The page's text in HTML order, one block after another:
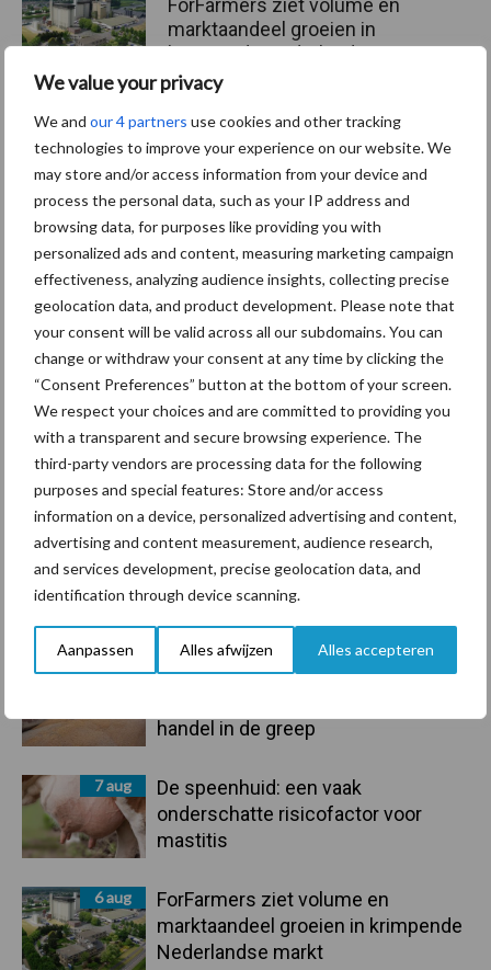
We value your privacy
We and our 4 partners use cookies and other tracking
technologies to improve your experience on our website. We
may store and/or access information from your device and
process the personal data, such as your IP address and
browsing data, for purposes like providing you with
personalized ads and content, measuring marketing campaign
effectiveness, analyzing audience insights, collecting precise
geolocation data, and product development. Please note that
your consent will be valid across all our subdomains. You can
change or withdraw your consent at any time by clicking the
“Consent Preferences” button at the bottom of your screen.
We respect your choices and are committed to providing you
with a transparent and secure browsing experience. The
third-party vendors are processing data for the following
purposes and special features: Store and/or access
information on a device, personalized advertising and content,
advertising and content measurement, audience research,
and services development, precise geolocation data, and
identification through device scanning.
Aanpassen Alles afwijzen Alles accepteren
Primaire
Sidebar
7 aug
Grondstoffenmarkt blijft grillig:
handel in de greep
7 aug
De speenhuid: een vaak
onderschatte risicofactor voor
mastitis
6 aug
ForFarmers ziet volume en
marktaandeel groeien in krimpende
Nederlandse markt
ForFarmers ziet volume en
marktaandeel groeien in
krimpende Nederlandse
markt
Themapagina's
Diergezondheid Bemesting Fokkerij
Bedrijfsnieuws
Ligbox &
Voerhekken
Toon meer